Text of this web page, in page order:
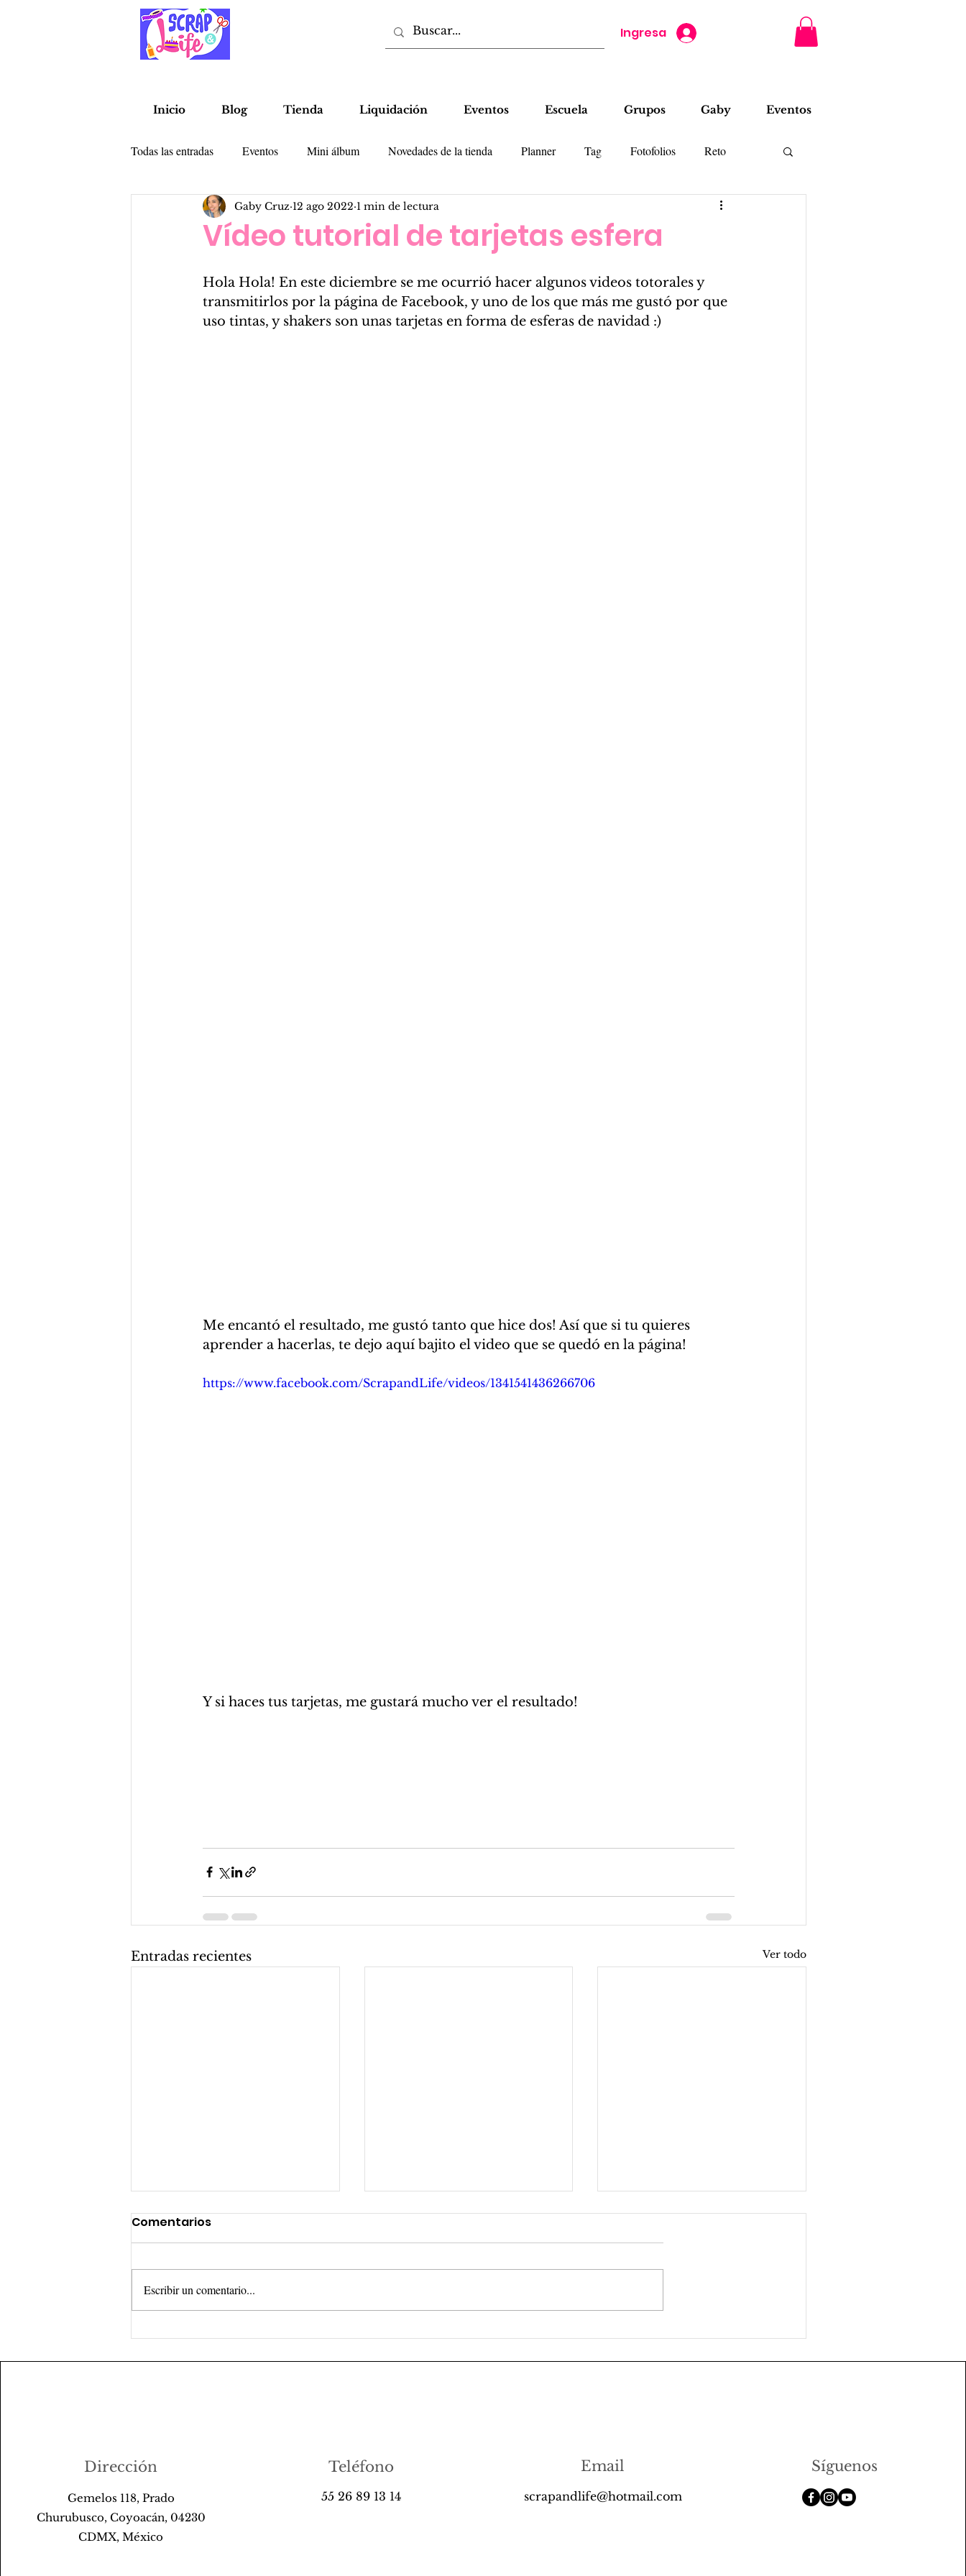
Ingresa
Inicio Blog Tienda Liquidación Eventos Escuela Grupos Gaby Eventos
Todas las entradas Eventos Mini álbum Novedades de la tienda Planner Tag Fotofolios Reto
Alterados Libretas Tarjetas LO Cajas
Vídeo tutorial de tarjetas esfera
Gaby Cruz 12 ago 2022 1 min de lectura
Hola Hola! En este diciembre se me ocurrió hacer algunos videos totorales y
transmitirlos por la página de Facebook, y uno de los que más me gustó por que
uso tintas, y shakers son unas tarjetas en forma de esferas de navidad :)
Me encantó el resultado, me gustó tanto que hice dos! Así que si tu quieres
aprender a hacerlas, te dejo aquí bajito el video que se quedó en la página!
https://www.facebook.com/ScrapandLife/videos/1341541436266706
Y si haces tus tarjetas, me gustará mucho ver el resultado!
Entradas recientes Ver todo
☀️ Crop de Agosto 2026:
¡Acompáñanos a crear
🌼 ¡Te invitamos al Make
Así vivimos nuestro taller
Comentarios
Escribir un comentario...
Dirección
Gemelos 118, Prado
Churubusco, Coyoacán, 04230
CDMX, México
Teléfono
55 26 89 13 14
Email
scrapandlife@hotmail.com
Síguenos